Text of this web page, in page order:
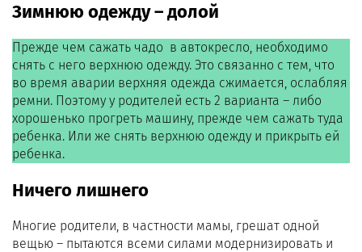
Зимнюю одежду – долой
Прежде чем сажать чадо в автокресло, необходимо
снять с него верхнюю одежду. Это связанно с тем, что
во время аварии верхняя одежда сжимается, ослабляя
ремни. Поэтому у родителей есть 2 варианта – либо
хорошенько прогреть машину, прежде чем сажать туда
ребенка. Или же снять верхнюю одежду и прикрыть ей
ребенка.
Ничего лишнего
Многие родители, в частности мамы, грешат одной
вещью – пытаются всеми силами модернизировать и